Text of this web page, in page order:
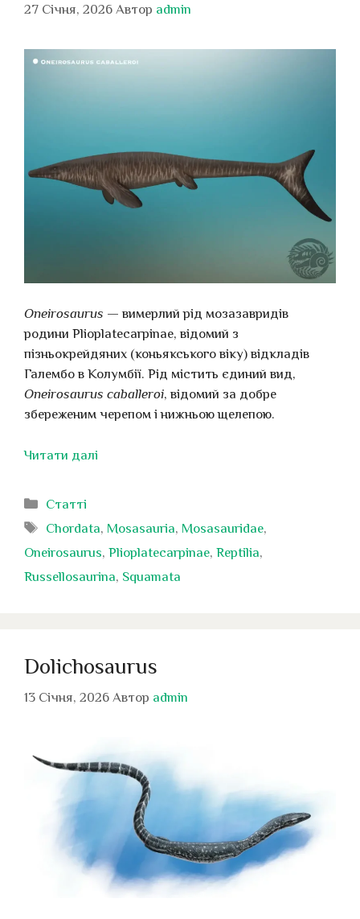
27 Січня, 2026 Автор admin
Oneirosaurus — вимерлий рід мозазавридів
родини Plioplatecarpinae, відомий з
пізньокрейдяних (коньякського віку) відкладів
Галембо в Колумбії. Рід містить єдиний вид,
Oneirosaurus caballeroi, відомий за добре
збереженим черепом і нижньою щелепою.
Читати далі
Категорії
Статті
Позначки
Chordata, Mosasauria, Mosasauridae,
Oneirosaurus, Plioplatecarpinae, Reptilia,
Russellosaurina, Squamata
Dolichosaurus
13 Січня, 2026 Автор admin